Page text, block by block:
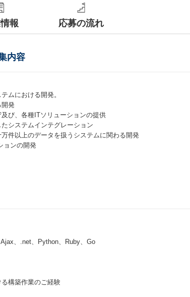
報 応募の流れ
内容
ムにおける開発。
発
び、各種ITソリューションの提供
システムインテグレーション
件以上のデータを扱うシステムに関わる開発
ョンの開発
、.net、Python、Ruby、Go
構築作業のご経験